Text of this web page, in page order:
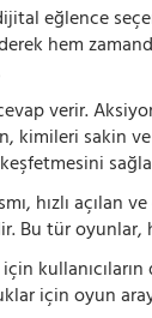
eğlence
hem
verir.
sakin
hızlı
Bu tür
için oyun